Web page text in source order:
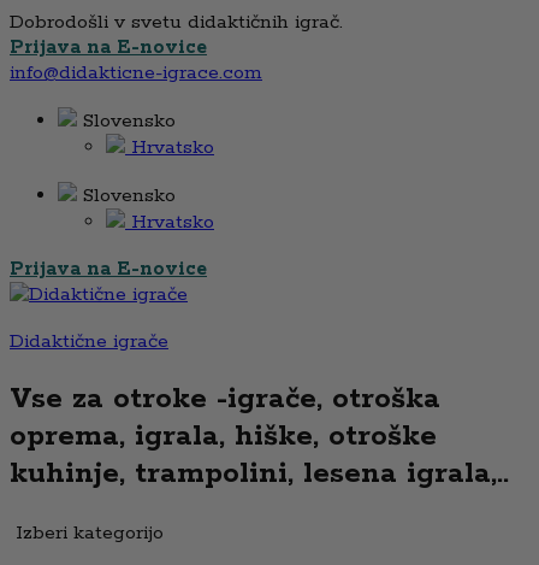
Dobrodošli v svetu didaktičnih igrač.
Prijava na E-novice
info@didakticne-igrace.com
Slovensko
Hrvatsko
Slovensko
Hrvatsko
Prijava na E-novice
Didaktične igrače
Vse za otroke -igrače, otroška
oprema, igrala, hiške, otroške
kuhinje, trampolini, lesena igrala,..
Izberi kategorijo